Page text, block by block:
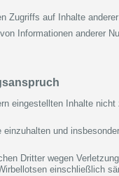
Zugriffs auf Inhalte
Informationen anderer
eingestellten Inhalte
und
Dritter wegen
einschließlich